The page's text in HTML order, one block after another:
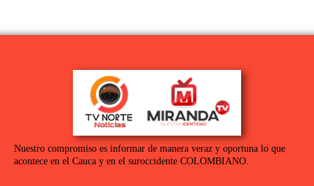
Nuestro compromiso es informar de manera veraz y oportuna lo que
acontece en el Cauca y en el suroccidente COLOMBIANO.